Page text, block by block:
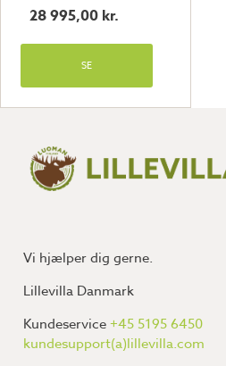
28 995,00 kr.
SE
Vi hjælper dig gerne.
Lillevilla Danmark
Kundeservice+45 5195 6450
kundesupport(a)lillevilla.com